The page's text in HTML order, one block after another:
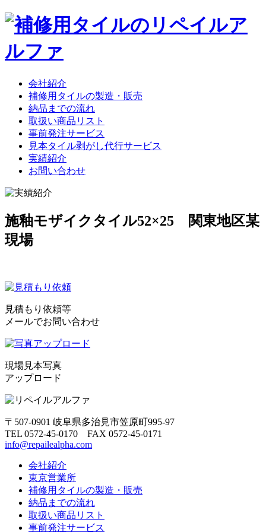
会社紹介
補修用タイルの製造・販売
納品までの流れ
取扱い商品リスト
事前発注サービス
見本タイル剥がし代行サービス
実績紹介
お問い合わせ
施釉モザイクタイル52×25 関東地区某
現場
見積もり依頼等
メールでお問い合わせ
現場見本写真
アップロード
〒507-0901 岐阜県多治見市笠原町995-97
TEL 0572-45-0170 FAX 0572-45-0171
info@repailealpha.com
会社紹介
東京営業所
補修用タイルの製造・販売
納品までの流れ
取扱い商品リスト
事前発注サービス